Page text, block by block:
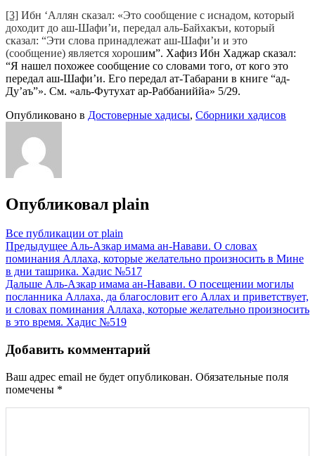
[3] Ибн ‘Аллян сказал: «Это сообщение с иснадом, который
доходит до аш-Шафи’и, передал аль-Байхакъи, который
сказал: “Эти слова принадлежат аш-Шафи’и и это
(сообщение) является хорошим”. Хафиз Ибн Хаджар сказал:
“Я нашел похожее сообщение со словами того, от кого это
передал аш-Шафи’и. Его передал ат-Табарани в книге “ад-
Ду’аъ”». См. «аль-Футухат ар-Раббаниййа» 5/29.
Опубликовано в Достоверные хадисы, Сборники хадисов
Опубликовал plain
Все публикации от plain
Навигация
по
записям
Предыдущее Аль-Азкар имама ан-Навави. О словах
поминания Аллаха, которые желательно произносить в Мине
в дни ташрика. Хадис №517
Дальше Аль-Азкар имама ан-Навави. О посещении могилы
посланника Аллаха, да благословит его Аллах и приветствует,
и словах поминания Аллаха, которые желательно произносить
в это время. Хадис №519
Добавить комментарий
Ваш адрес email не будет опубликован. Обязательные поля
помечены *